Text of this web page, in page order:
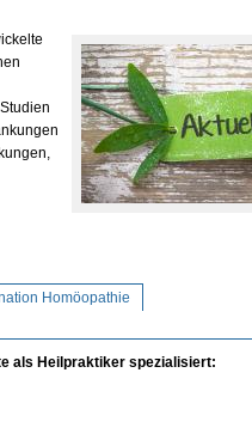
Homöopathie
als Heilpraktiker spezialisiert: